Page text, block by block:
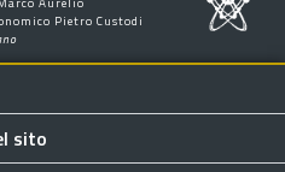
Pietro Custodi
sito